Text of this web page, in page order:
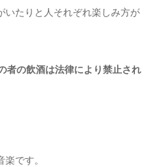
いたりと人それぞれ楽しみ方が
者の飲酒は法律により禁止され
です。